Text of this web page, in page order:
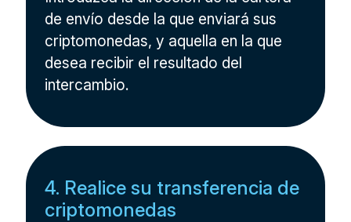
de envío desde la que enviará sus
criptomonedas, y aquella en la que
desea recibir el resultado del
intercambio.
4. Realice su transferencia de
criptomonedas